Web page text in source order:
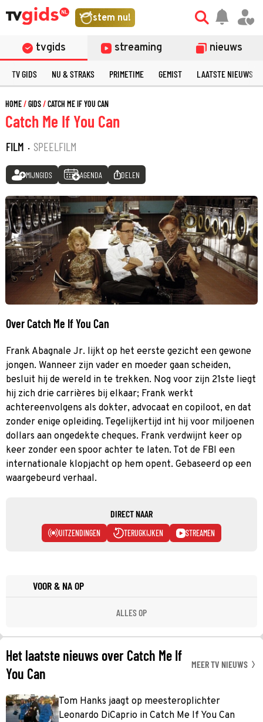
stem nu!
tvgids streaming nieuws
TV GIDS NU & STRAKS PRIMETIME GEMIST LAATSTE NIEUWS
HOME GIDS CATCH ME IF YOU CAN
Catch Me If You Can
FILM · SPEELFILM
MIJNGIDS AGENDA DELEN
Over Catch Me If You Can
Frank Abagnale Jr. lijkt op het eerste gezicht een gewone
jongen. Wanneer zijn vader en moeder gaan scheiden,
besluit hij de wereld in te trekken. Nog voor zijn 21ste liegt
hij zich drie carrières bij elkaar; Frank werkt
achtereenvolgens als dokter, advocaat en copiloot, en dat
zonder enige opleiding. Tegelijkertijd int hij voor miljoenen
dollars aan ongedekte cheques. Frank verdwijnt keer op
keer zonder een spoor achter te laten. Tot de FBI een
internationale klopjacht op hem opent. Gebaseerd op een
waargebeurd verhaal.
DIRECT NAAR
UITZENDINGEN TERUGKIJKEN STREAMEN
VOOR & NA OP
ALLES OP
Het laatste nieuws over Catch Me If
You Can
MEER TV NIEUWS
Tom Hanks jaagt op meesteroplichter
Leonardo DiCaprio in Catch Me If You Can